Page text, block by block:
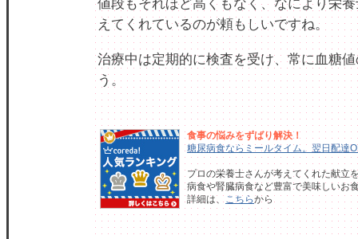
値段もそれほど高くもなく、なにより栄
えてくれているのが頼もしいですね。
治療中は定期的に検査を受け、常に血糖
う。
食事の悩みをずばり解決！
糖尿病食ならミールタイム。翌日配達
プロの栄養士さんが考えてくれた献立
病食や腎臓病食など豊富で美味しいお
詳細は、 こちらから